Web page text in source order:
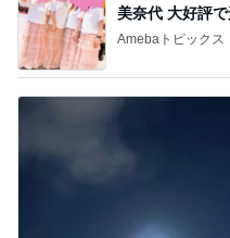
美奈代 大好評
Amebaトピックス